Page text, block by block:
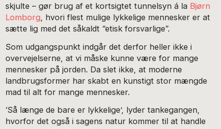
skjulte – gør brug af et kortsigtet tunnelsyn á la Bjørn
Lomborg , hvori flest mulige lykkelige mennesker er at
sætte lig med det såkaldt “etisk forsvarlige”.
Som udgangspunkt indgår det derfor heller ikke i
overvejelserne, at vi måske kunne være for mange
mennesker på jorden. Da slet ikke, at moderne
landbrugsformer har skabt en kunstigt stor mængde
mad til alt for mange mennesker.
‘Så længe de bare er lykkelige’, lyder tankegangen,
hvorfor det også i sagens natur kommer til at handle